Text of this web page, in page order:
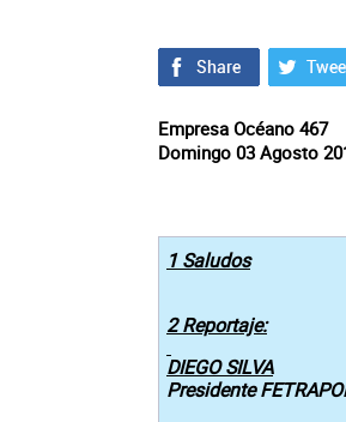
Empresa Océano 467
Domingo 03 Agosto
1 SaludosAtilio
2 Reportaje:
DIEGO SILVA
Presidente